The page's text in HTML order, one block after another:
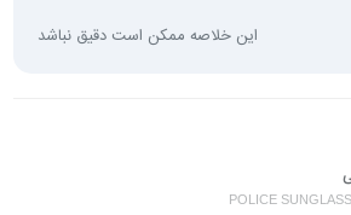
این خلاصه ممکن است دقیق نباشد
POLICE